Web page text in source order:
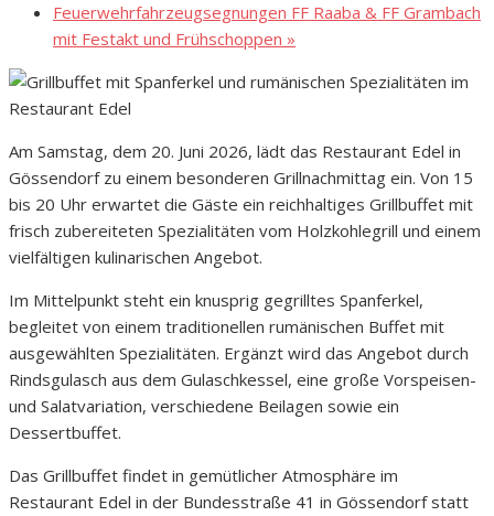
Feuerwehrfahrzeugsegnungen FF Raaba & FF Grambach
mit Festakt und Frühschoppen »
Am Samstag, dem 20. Juni 2026, lädt das Restaurant Edel in
Gössendorf zu einem besonderen Grillnachmittag ein. Von 15
bis 20 Uhr erwartet die Gäste ein reichhaltiges Grillbuffet mit
frisch zubereiteten Spezialitäten vom Holzkohlegrill und einem
vielfältigen kulinarischen Angebot.
Im Mittelpunkt steht ein knusprig gegrilltes Spanferkel,
begleitet von einem traditionellen rumänischen Buffet mit
ausgewählten Spezialitäten. Ergänzt wird das Angebot durch
Rindsgulasch aus dem Gulaschkessel, eine große Vorspeisen-
und Salatvariation, verschiedene Beilagen sowie ein
Dessertbuffet.
Das Grillbuffet findet in gemütlicher Atmosphäre im
Restaurant Edel in der Bundesstraße 41 in Gössendorf statt